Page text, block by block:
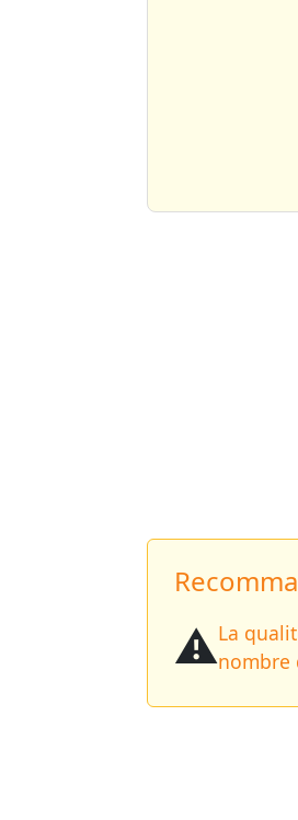
⚠️La
nombre